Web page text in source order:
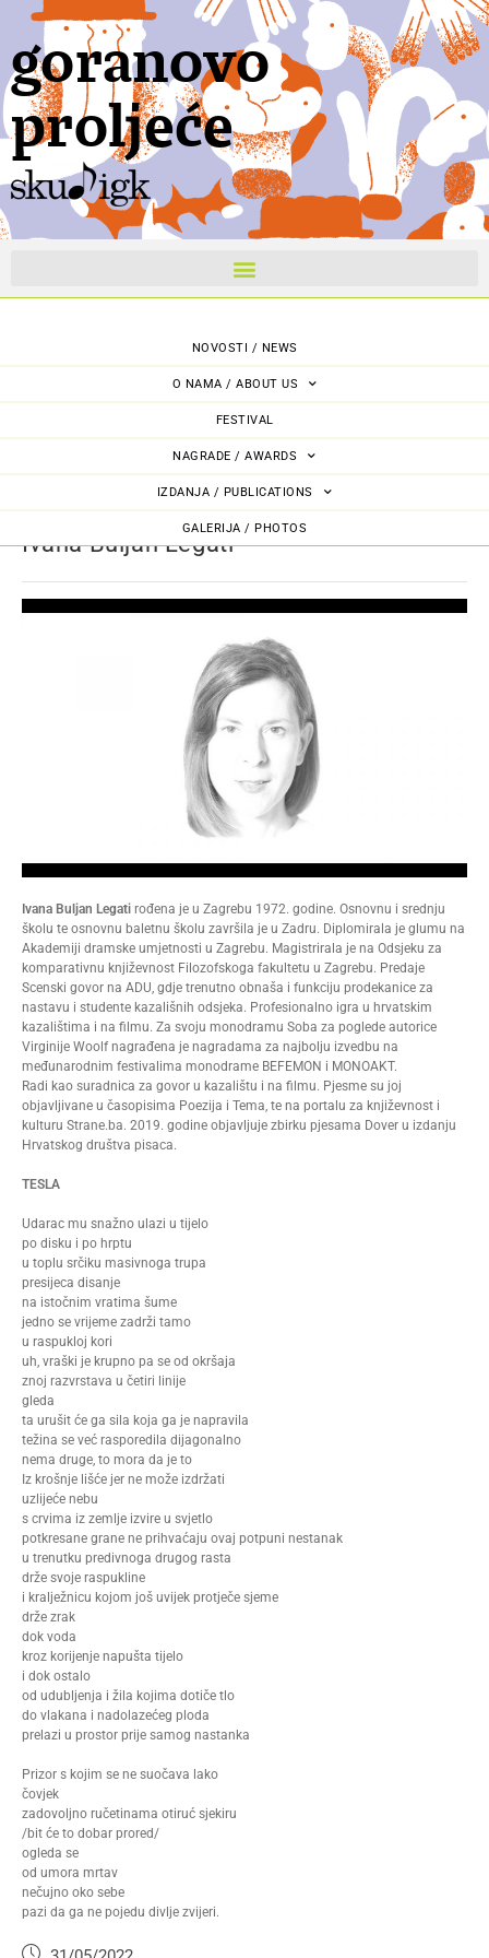
goranovo
proljeće
NOVOSTI / NEWS
O NAMA / ABOUT US
FESTIVAL
NAGRADE / AWARDS
IZDANJA / PUBLICATIONS
GALERIJA / PHOTOS
Ivana Buljan Legati
Ivana Buljan Legati rođena je u Zagrebu 1972. godine. Osnovnu i srednju
školu te osnovnu baletnu školu završila je u Zadru. Diplomirala je glumu na
Akademiji dramske umjetnosti u Zagrebu. Magistrirala je na Odsjeku za
komparativnu književnost Filozofskoga fakultetu u Zagrebu. Predaje
Scenski govor na ADU, gdje trenutno obnaša i funkciju prodekanice za
nastavu i studente kazališnih odsjeka. Profesionalno igra u hrvatskim
kazalištima i na filmu. Za svoju monodramu Soba za poglede autorice
Virginije Woolf nagrađena je nagradama za najbolju izvedbu na
međunarodnim festivalima monodrame BEFEMON i MONOAKT.
Radi kao suradnica za govor u kazalištu i na filmu. Pjesme su joj
objavljivane u časopisima Poezija i Tema, te na portalu za književnost i
kulturu Strane.ba. 2019. godine objavljuje zbirku pjesama Dover u izdanju
Hrvatskog društva pisaca.
TESLA
Udarac mu snažno ulazi u tijelo
po disku i po hrptu
u toplu srčiku masivnoga trupa
presijeca disanje
na istočnim vratima šume
jedno se vrijeme zadrži tamo
u raspukloj kori
uh, vraški je krupno pa se od okršaja
znoj razvrstava u četiri linije
gleda
ta urušit će ga sila koja ga je napravila
težina se već rasporedila dijagonalno
nema druge, to mora da je to
Iz krošnje lišće jer ne može izdržati
uzlijeće nebu
s crvima iz zemlje izvire u svjetlo
potkresane grane ne prihvaćaju ovaj potpuni nestanak
u trenutku predivnoga drugog rasta
drže svoje raspukline
i kralježnicu kojom još uvijek protječe sjeme
drže zrak
dok voda
kroz korijenje napušta tijelo
i dok ostalo
od udubljenja i žila kojima dotiče tlo
do vlakana i nadolazećeg ploda
prelazi u prostor prije samog nastanka
Prizor s kojim se ne suočava lako
čovjek
zadovoljno ručetinama otiruć sjekiru
/bit će to dobar prored/
ogleda se
od umora mrtav
nečujno oko sebe
pazi da ga ne pojedu divlje zvijeri.